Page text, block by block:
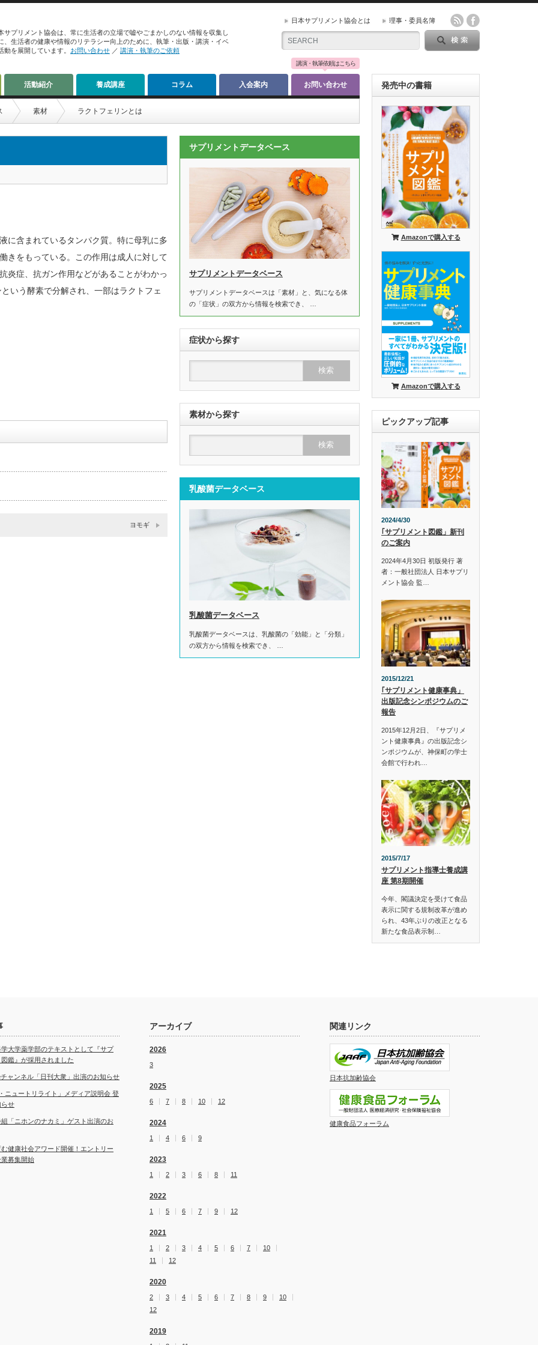
日本サプリメント協会とは
理事・委員名簿
サプリメント協会は、常に生活者の立場で嘘やごまかしのない情報を収集し
、生活者の健康や情報のリテラシー向上のために、執筆・出版・講演・イベ
動を展開しています。 お問い合わせ ／ 講演・執筆のご依頼
講演・執筆依頼はこちら
活動紹介 養成講座 コラム 入会案内 お問い合わせ
素材 ラクトフェリンとは
に含まれているタンパク質。特に母乳に多
きをもっている。この作用は成人に対して
炎症、抗ガン作用などがあることがわかっ
いう酵素で分解され、一部はラクトフェ
ヨモギ
サプリメントデータベース
サプリメントデータベース
サプリメントデータベースは「素材」と、気になる体
の「症状」の双方から情報を検索でき、 …
症状から探す
素材から探す
乳酸菌データベース
乳酸菌データベース
乳酸菌データベースは、乳酸菌の「効能」と「分類」
の双方から情報を検索でき、 …
発売中の書籍
Amazonで購入する
Amazonで購入する
ピックアップ記事
2024/4/30
｢サプリメント図鑑」新刊
のご案内
2024年4月30日 初版発行 著
者：一般社団法人 日本サプリ
メント協会 監…
2015/12/21
｢サプリメント健康事典」
出版記念シンポジウムのご
報告
2015年12月2日、『サプリメ
ント健康事典』の出版記念シ
ンポジウムが、神保町の学士
会館で行われ…
2015/7/17
サプリメント指導士養成講
座 第8期開催
今年、閣議決定を受けて食品
表示に関する規制改革が進め
られ、43年ぶりの改正となる
新たな食品表示制…
大学薬学部のテキストとして『サプ
図鑑』が採用されました
ャンネル「日刊大衆」出演のお知らせ
ニュートリライト」メディア説明会 登
らせ
組「ニホンのナカミ」ゲスト出演のお
健康社会アワード開催！エントリー
業募集開始
アーカイブ
2026
3
2025
6 7 8 10 12
2024
1 4 6 9
2023
1 2 3 6 8 11
2022
1 5 6 7 9 12
2021
1 2 3 4 5 6 7
10
11
12
2020
2 3 4 5 6 7 8 9
10
12
2019
関連リンク
日本抗加齢協会
健康食品フォーラム